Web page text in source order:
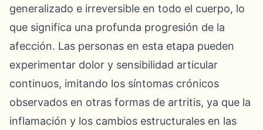
generalizado e irreversible en todo el cuerpo, lo
que significa una profunda progresión de la
afección. Las personas en esta etapa pueden
experimentar dolor y sensibilidad articular
continuos, imitando los síntomas crónicos
observados en otras formas de artritis, ya que la
inflamación y los cambios estructurales en las